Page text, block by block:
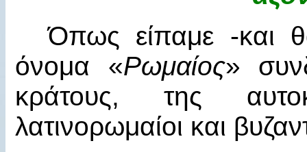
Όπως είπαμε -και
όνομα «Ρωμαίος»
κράτους, της
λατινορωμαίοι και